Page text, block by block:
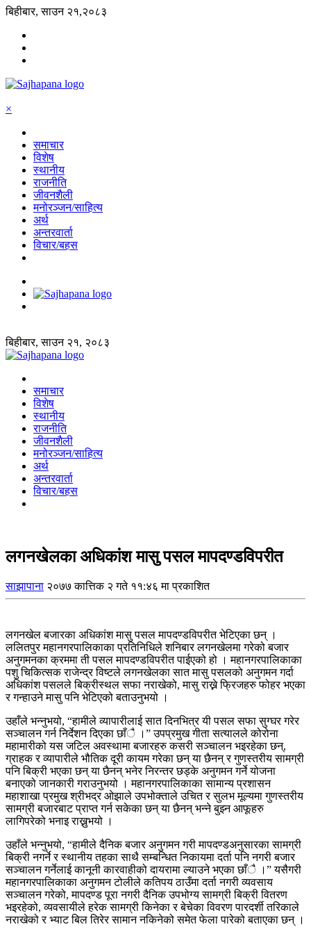
बिहीबार, साउन २१,२०८३
×
समाचार
विशेष
स्थानीय
राजनीति
जीवनशैली
मनोरञ्जन/साहित्य
अर्थ
अन्तरवार्ता
विचार/बहस
बिहीबार, साउन २१, २०८३
समाचार
विशेष
स्थानीय
राजनीति
जीवनशैली
मनोरञ्जन/साहित्य
अर्थ
अन्तरवार्ता
विचार/बहस
लगनखेलका अधिकांश मासु पसल मापदण्डविपरीत
साझापाना २०७७ कात्तिक २ गते ११:४६ मा प्रकाशित
लगनखेल बजारका अधिकांश मासु पसल मापदण्डविपरीत भेटिएका छन् ।
ललितपुर महानगरपालिकाका प्रतिनिधिले शनिबार लगनखेलमा गरेको बजार
अनुगमनका क्रममा ती पसल मापदण्डविपरीत पाईएको हो । महानगरपालिकाका
पशु चिकित्सक राजेन्द्र विष्टले लगनखेलका सात मासु पसलको अनुगमन गर्दा
अधिकांश पसलले बिक्रीस्थल सफा नराखेको, मासु राख्ने फ्रिजहरु फोहर भएका
र गन्हाउने मासु पनि भेटिएको बताउनुभयो ।
उहाँले भन्नुभयो, “हामीले व्यापारीलाई सात दिनभित्र यी पसल सफा सुग्घर गरेर
सञ्चालन गर्न निर्देशन दिएका छाँै ।” उपप्रमुख गीता सत्यालले कोरोना
महामारीको यस जटिल अवस्थामा बजारहरु कसरी सञ्चालन भइरहेका छन्,
ग्राहक र व्यापारीले भौतिक दूरी कायम गरेका छन् या छैनन् र गुणस्तरीय सामग्री
पनि बिक्री भएका छन् या छैनन् भनेर निरन्तर छड्के अनुगमन गर्ने योजना
बनाएको जानकारी गराउनुभयो । महानगरपालिकाका सामान्य प्रशासन
महाशाखा प्रमुख श्रीभद्र ओझाले उपभोक्ताले उचित र सुलभ मूल्यमा गुणस्तरीय
सामग्री बजारबाट प्राप्त गर्न सकेका छन् या छैनन् भन्ने बुझ्न आफूहरु
लागिपरेको भनाइ राख्नुभयो ।
उहाँले भन्नुभयो, “हामीले दैनिक बजार अनुगमन गरी मापदण्डअनुसारका सामग्री
बिक्री नगर्ने र स्थानीय तहका साथै सम्बन्धित निकायमा दर्ता पनि नगरी बजार
सञ्चालन गर्नेलाई कानूनी कारवाहीको दायरामा ल्याउने भएका छाँै ।” यसैगरी
महानगरपालिकाका अनुगमन टोलीले कतिपय ठाउँमा दर्ता नगरी व्यवसाय
सञ्चालन गरेको, मापदण्ड पूरा नगरी दैनिक उपभोग्य सामग्री बिक्री वितरण
भइरहेको, व्यवसायीले हरेक सामग्री किनेका र बेचेका विवरण पारदर्शी तरिकाले
नराखेको र भ्याट बिल तिरेर सामान नकिनेको समेत फेला पारेको बताएका छन् ।